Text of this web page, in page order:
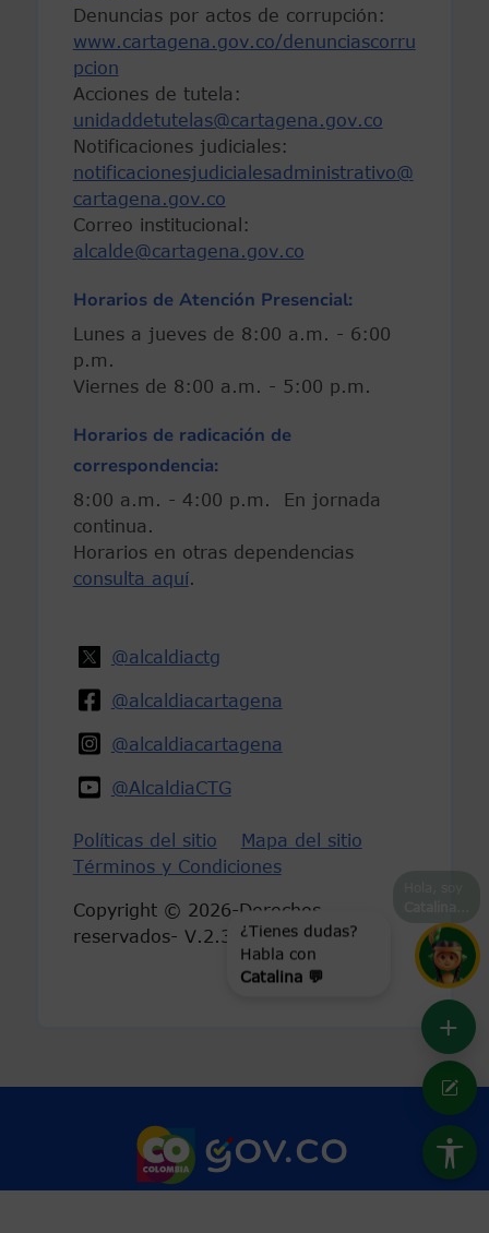
+
¿Tienes dudas?
Habla con
Catalina 💬
Denuncias por actos de corrupción:
www.cartagena.gov.co/denunciascorru
pcion
Acciones de tutela:
unidaddetutelas@cartagena.gov.co
Notificaciones judiciales:
notificacionesjudicialesadministrativo@
cartagena.gov.co
Correo institucional:
alcalde@cartagena.gov.co
Horarios de Atención Presencial:
Lunes a jueves de 8:00 a.m. - 6:00
p.m.
Viernes de 8:00 a.m. - 5:00 p.m.
Horarios de radicación de
correspondencia:
8:00 a.m. - 4:00 p.m. En jornada
continua.
Horarios en otras dependencias
consulta aquí.
@alcaldiactg
@alcaldiacartagena
@alcaldiacartagena
@AlcaldiaCTG
Políticas del sitio
Mapa del sitio
Términos y Condiciones
Copyright © 2026-Derechos
reservados- V.2.3
Marca Colombia
Logo Gobierno